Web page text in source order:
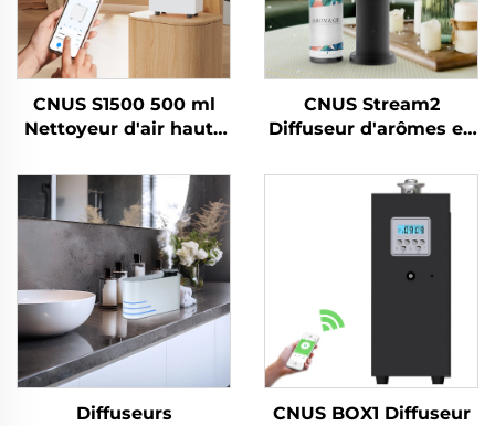
CNUS S1500 500 ml
Nettoyeur d'air haute
Parfum Nettoyant
pour huiles
essentielles Parfums
Rafraîchisseur d'air
Machine de parfum
d'air
CNUS Stream2
Diffuseur d'arômes en
brancher 150 ml avec
brume froide et
contrôle intelligent
sans fil WIFI
Diffuseurs
CNUS BOX1 Diffuseur